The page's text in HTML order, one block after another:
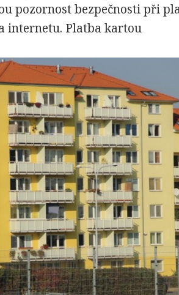
pozornost bezpečnosti při
internetu. Platba kartou